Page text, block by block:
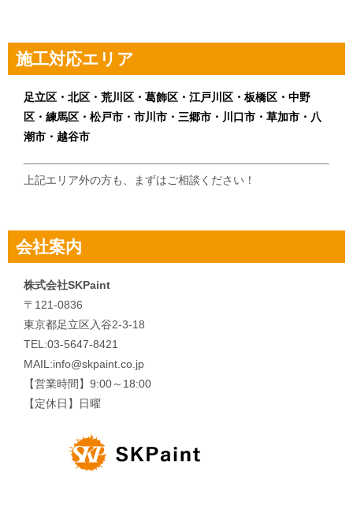
ゲ
ー
施工対応エリア
足立区・北区・荒川区・葛飾区・江戸川区・板橋区・中野
区・練馬区・松戸市・市川市・三郷市・川口市・草加市・八
潮市・越谷市
上記エリア外の方も、まずはご相談ください！
会社案内
株式会社SKPaint
〒121-0836
東京都足立区入谷2-3-18
TEL:03-5647-8421
MAIL:info@skpaint.co.jp
【営業時間】9:00～18:00
【定休日】日曜